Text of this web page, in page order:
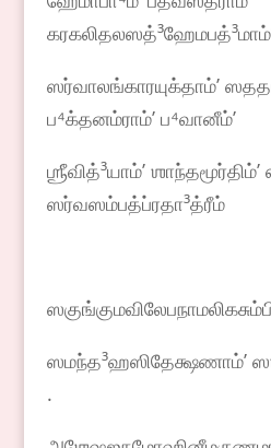
ஸர்வாலங்காரயுக்தாம்ʼ
ப⁴க்தனம்ராம்ʼ ப⁴வானீம்ʼ
ஶ்ரீவித்³யாம்ʼ
ஸர்வஸம்பத்ப்ரதா³த்ரீம்
ஸமந்த³ஹஸிதேக்ஷணாம்ʼ
.